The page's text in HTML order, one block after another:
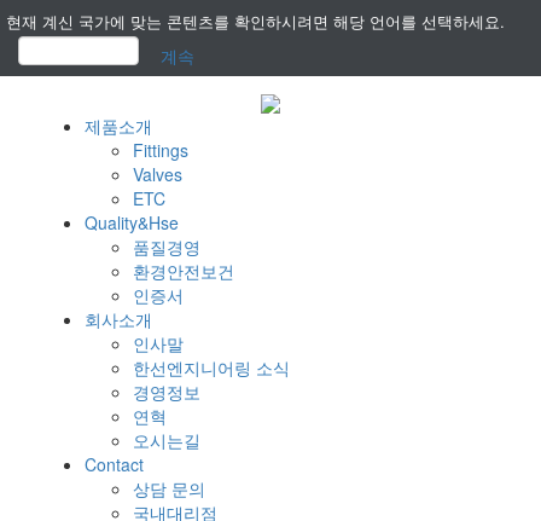
현재 계신 국가에 맞는 콘텐츠를 확인하시려면 해당 언어를 선택하세요.
계속
제품소개
Fittings
Valves
ETC
Quality&Hse
품질경영
환경안전보건
인증서
회사소개
인사말
한선엔지니어링 소식
경영정보
연혁
오시는길
Contact
상담 문의
국내대리점